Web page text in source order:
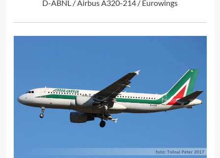
D-ABNL / Airbus A320-214 / Eurowings